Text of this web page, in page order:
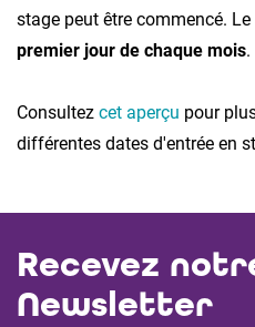
stage peut être commencé.
premier jour de chaque mois.
Consultez cet aperçu pour
différentes dates d'entrée en
Recevez
Newsletter